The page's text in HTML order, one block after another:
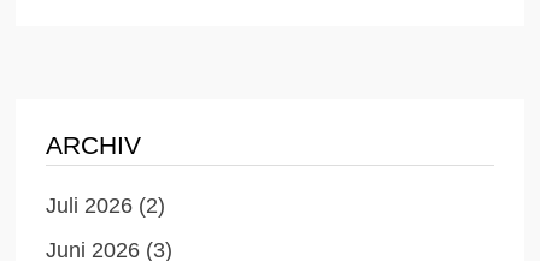
ARCHIV
Juli 2026 (2)
Juni 2026 (3)